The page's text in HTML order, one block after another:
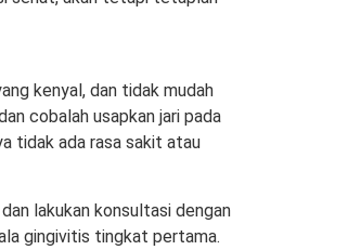
kenyal, dan tidak mudah
cobalah usapkan jari pada
tidak ada rasa sakit atau
lakukan konsultasi dengan
gingivitis tingkat pertama.